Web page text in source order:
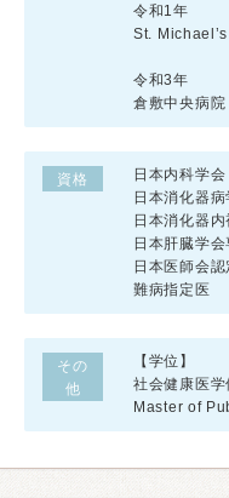
令和1年
St.
令和3年
倉敷中央病
資格
日本内科学
日本消化器
日本消化器
日本肝臓学
日本医師会
難病指定医
その
他
【学位】
社会健康医学
Master of